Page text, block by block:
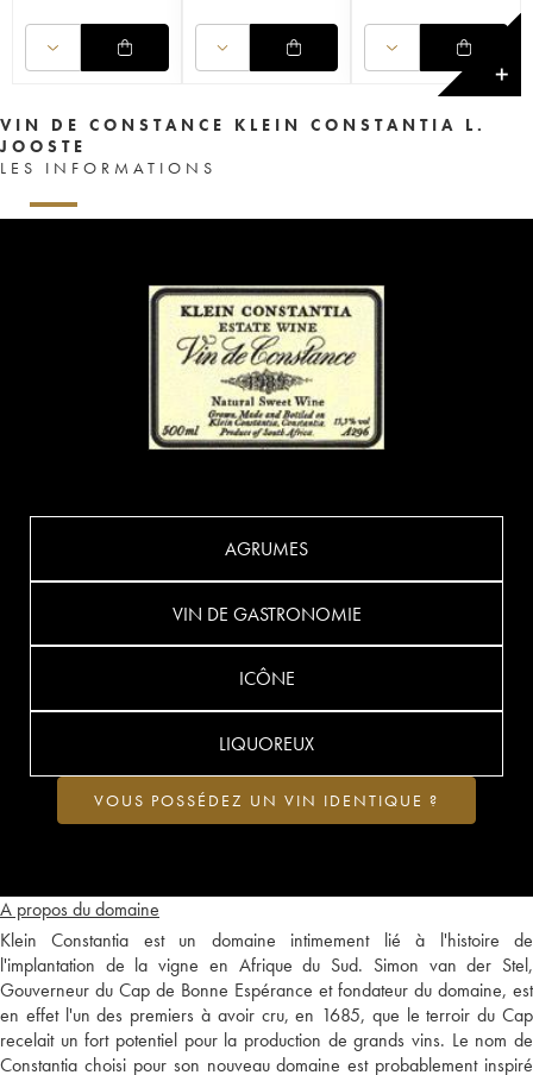
✕
VIN DE CONSTANCE KLEIN CONSTANTIA L.
JOOSTE
LES INFORMATIONS
A propos du domaine
Klein Constantia est un domaine intimement lié à l'histoire de
l'implantation de la vigne en Afrique du Sud. Simon van der Stel,
Gouverneur du Cap de Bonne Espérance et fondateur du domaine, est
en effet l'un des premiers à avoir cru, en 1685, que le terroir du Cap
recelait un fort potentiel pour la production de grands vins. Le nom de
Constantia choisi pour son nouveau domaine est probablement inspiré
AGRUMES
VIN DE GASTRONOMIE
ICÔNE
LIQUOREUX
VOUS POSSÉDEZ UN VIN IDENTIQUE ?